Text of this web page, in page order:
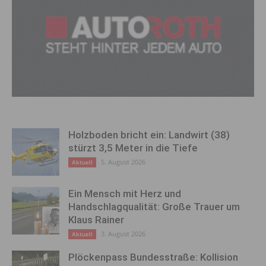
Holzboden bricht ein: Landwirt (38)
stürzt 3,5 Meter in die Tiefe
Aktuell 5. August 2026
Ein Mensch mit Herz und
Handschlagqualität: Große Trauer um
Klaus Rainer
Aktuell 3. August 2026
Plöckenpass Bundesstraße: Kollision